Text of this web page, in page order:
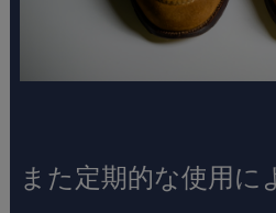
また定期的な使用に